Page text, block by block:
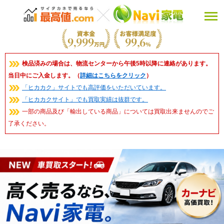
検品済みの場合は、物流センターから午後5時以降に連絡があります。
当日中にご入金します。（詳細はこちらをクリック ）
「ヒカカク」サイトでも高評価をいただいています。
「ヒカカクサイト」でも買取実績は抜群です。
一部の商品及び「輸出している商品」については買取出来ませんのでご
了承ください。